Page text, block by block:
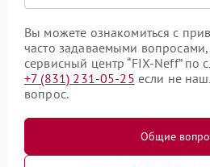
Вы можете ознакомиться с
часто задаваемыми
сервисный центр “FIX-Neff” по
+7 (831) 231-05-25 если не
вопрос.
Общие